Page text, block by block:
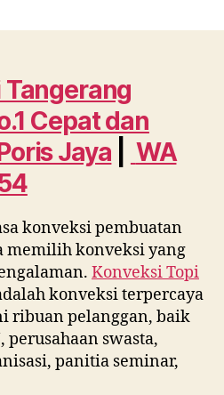
No.1
Cepat
dan
Murah
dekat
WA
0815
995
6854
Tangerang
Cepat dan
Jaya
WA
konveksi pembuatan
memilih konveksi yang
Konveksi Topi
konveksi terpercaya
ribuan pelanggan, baik
swasta,
panitia seminar,